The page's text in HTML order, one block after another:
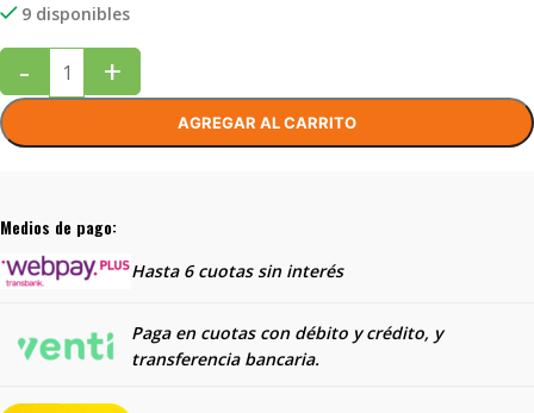
9 disponibles
- +
AGREGAR AL CARRITO
Medios de pago:
Hasta 6 cuotas sin interés
Paga en cuotas con débito y crédito, y
transferencia bancaria.